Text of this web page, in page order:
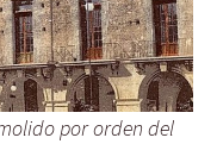
por orden del